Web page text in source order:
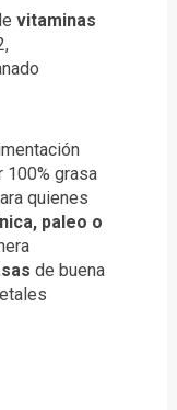
vitaminas
100% grasa
quienes
paleo o
de buena